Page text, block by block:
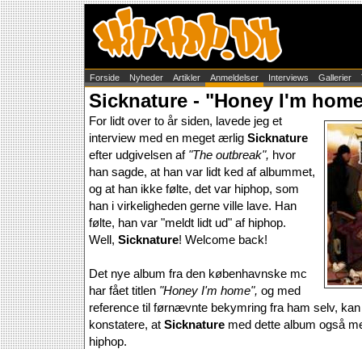
Forside Nyheder Artikler Anmeldelser Interviews Gallerier
Sicknature - "Honey I'm
For lidt over to år siden, lavede jeg et
interview med en meget ærlig Sicknature
efter udgivelsen af "The outbreak", hvor
han sagde, at han var lidt ked af albummet,
og at han ikke følte, det var hiphop, som
han i virkeligheden gerne ville lave. Han
følte, han var "meldt lidt ud" af hiphop.
Well, Sicknature! Welcome back!
Det nye album fra den københavnske mc
har fået titlen "Honey I'm home", og med
reference til førnævnte bekymring fra ham selv,
konstatere, at Sicknature med dette album også
hiphop.